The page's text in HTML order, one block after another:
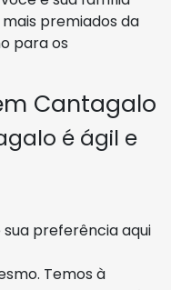
premiados da
para os
Cantagalo
é ágil e
sua preferência aqui
Temos à